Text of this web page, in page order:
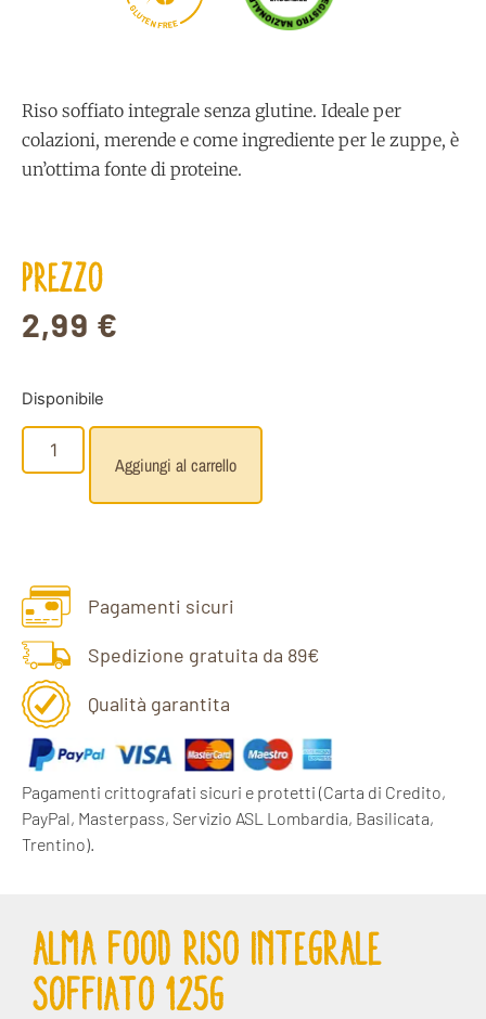
G
L
UTENFREE
Riso soffiato integrale senza glutine. Ideale per
colazioni, merende e come ingrediente per le zuppe, è
un’ottima fonte di proteine.
PREZZO
2,99 €
Disponibile
Aggiungi al carrello
Pagamenti sicuri
Spedizione gratuita da 89€
Qualità garantita
Pagamenti crittografati sicuri e protetti (Carta di Credito,
PayPal, Masterpass, Servizio ASL Lombardia, Basilicata,
Trentino).
ALMA FOOD RISO INTEGRALE
SOFFIATO 125G